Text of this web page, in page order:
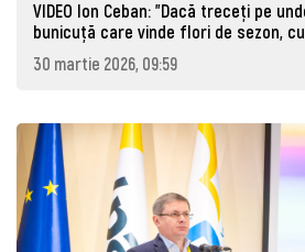
VIDEO Ion Ceban: "Dacă treceți pe
bunicuță care vinde flori de sezon,
30 martie 2026, 09:59